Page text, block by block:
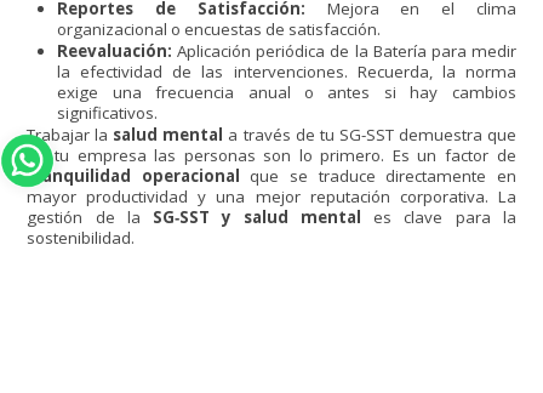
Reportes de Satisfacción: Mejora en el clima
organizacional o encuestas de satisfacción.
Reevaluación: Aplicación periódica de la Batería para medir
la efectividad de las intervenciones. Recuerda, la norma
exige una frecuencia anual o antes si hay cambios
significativos.
Trabajar la salud mental a través de tu SG-SST demuestra que
en tu empresa las personas son lo primero. Es un factor de
tranquilidad operacional que se traduce directamente en
mayor productividad y una mejor reputación corporativa. La
gestión de la SG‑SST y salud mental es clave para la
sostenibilidad.